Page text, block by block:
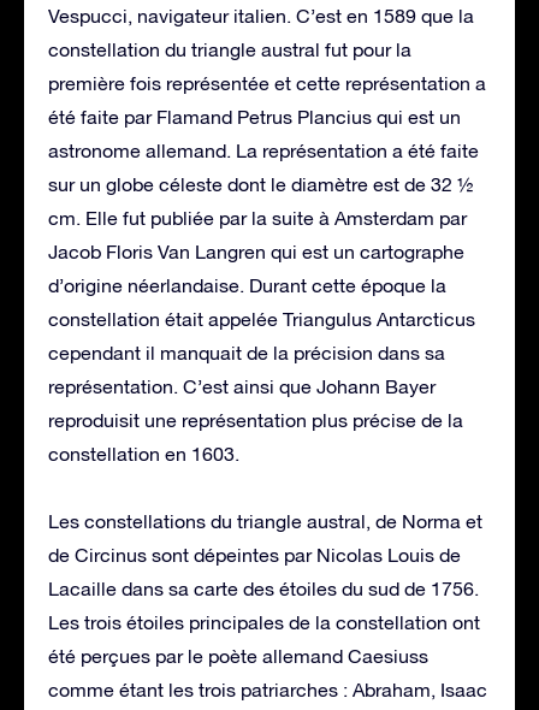
Vespucci, navigateur italien. C’est en 1589 que la
constellation du triangle austral fut pour la
première fois représentée et cette représentation a
été faite par Flamand Petrus Plancius qui est un
astronome allemand. La représentation a été faite
sur un globe céleste dont le diamètre est de 32 ½
cm. Elle fut publiée par la suite à Amsterdam par
Jacob Floris Van Langren qui est un cartographe
d’origine néerlandaise. Durant cette époque la
constellation était appelée Triangulus Antarcticus
cependant il manquait de la précision dans sa
représentation. C’est ainsi que Johann Bayer
reproduisit une représentation plus précise de la
constellation en 1603.
Les constellations du triangle austral, de Norma et
de Circinus sont dépeintes par Nicolas Louis de
Lacaille dans sa carte des étoiles du sud de 1756.
Les trois étoiles principales de la constellation ont
été perçues par le poète allemand Caesiuss
comme étant les trois patriarches : Abraham, Isaac